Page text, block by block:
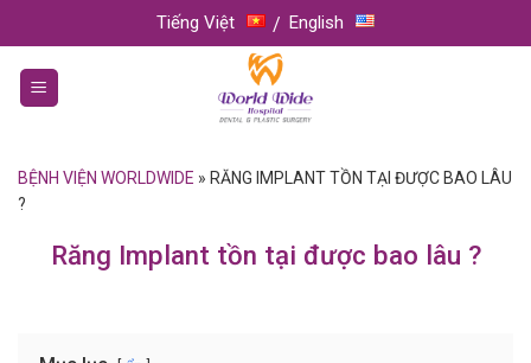
to
content
Tiếng Việt English
BỆNH VIỆN WORLDWIDE » RĂNG IMPLANT TỒN TẠI ĐƯỢC BAO LÂU
?
Răng Implant tồn tại được bao lâu ?